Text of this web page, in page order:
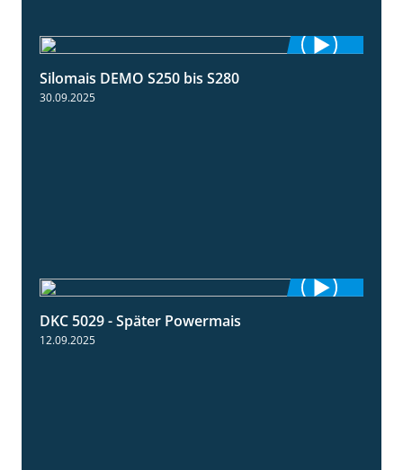
Silomais DEMO S250 bis S280
30.09.2025
DKC 5029 - Später Powermais
12.09.2025